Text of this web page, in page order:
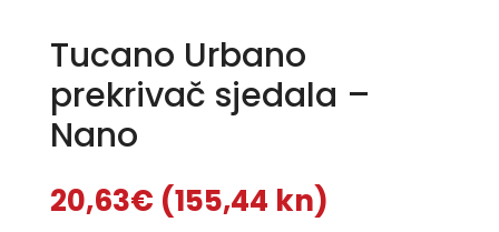
Tucano Urbano
prekrivač sjedala –
Nano
20,63€ (155,44 kn)